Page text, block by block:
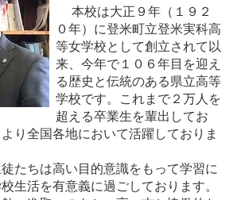
本校は大正９年（１９２
０年）に登米町立登米実科高
等女学校として創立されて以
来、今年で１０６年目を迎え
る歴史と伝統のある県立高等
学校です。これまで２万人を
超える卒業生を輩出してお
り全国各地において活躍しておりま
たちは高い目的意識をもって学習に
生活を有意義に過ごしております。